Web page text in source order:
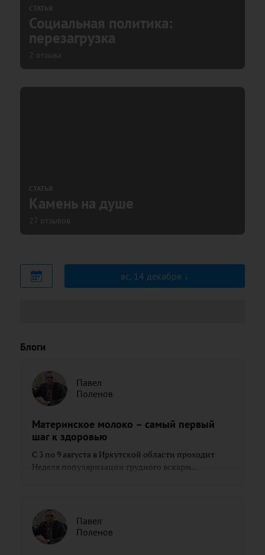
СТАТЬЯ
Социальная политика:
перезагрузка
2 отзыва
СТАТЬЯ
Камень на душе
27 отзывов
вс, 14 декабря
Блоги
Павел
Поленов
Материнское молоко – самый первый
шаг к здоровью
С 3 по 9 августа в Иркутской области проходит
Неделя популяризации грудного вскарм...
Павел
Поленов